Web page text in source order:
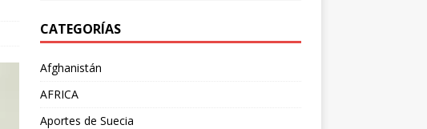
CATEGORÍAS
Afghanistán
AFRICA
Aportes de Suecia